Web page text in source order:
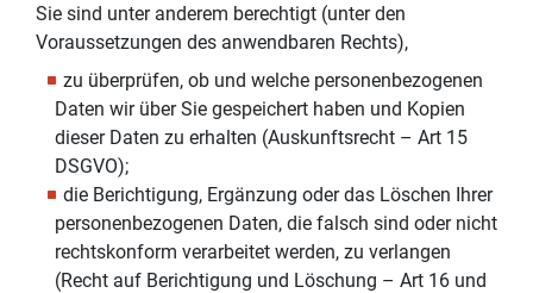
Sie sind unter anderem berechtigt (unter den
Voraussetzungen des anwendbaren Rechts),
zu überprüfen, ob und welche personenbezogenen
Daten wir über Sie gespeichert haben und Kopien
dieser Daten zu erhalten (Auskunftsrecht – Art 15
DSGVO);
die Berichtigung, Ergänzung oder das Löschen Ihrer
personenbezogenen Daten, die falsch sind oder nicht
rechtskonform verarbeitet werden, zu verlangen
(Recht auf Berichtigung und Löschung – Art 16 und